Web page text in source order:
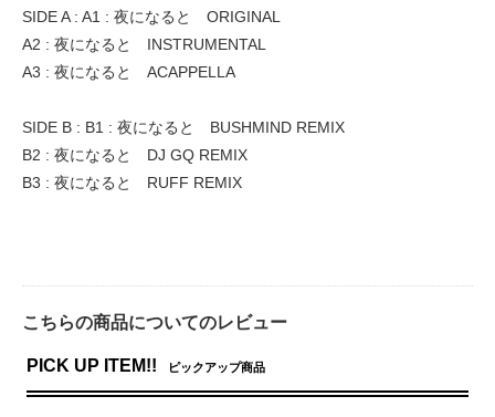
SIDE A : A1 : 夜になると ORIGINAL
A2 : 夜になると INSTRUMENTAL
A3 : 夜になると ACAPPELLA
SIDE B : B1 : 夜になると BUSHMIND REMIX
B2 : 夜になると DJ GQ REMIX
B3 : 夜になると RUFF REMIX
こちらの商品についてのレビュー
PICK UP ITEM!! ピックアップ商品